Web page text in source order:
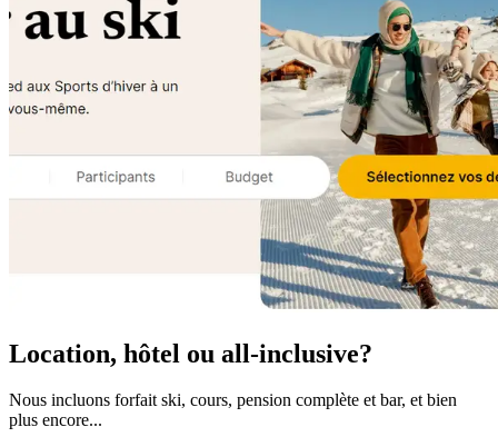
Location, hôtel ou all-inclusive?
Nous incluons forfait ski, cours, pension complète et bar, et bien
plus encore...